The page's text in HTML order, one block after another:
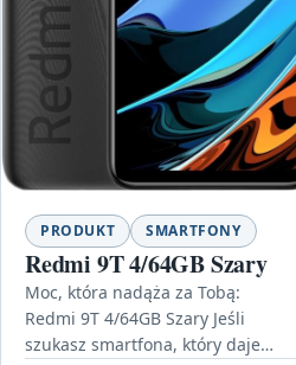
PRODUKT SMARTFONY
Redmi 9T 4/64GB Szary
Moc, która nadąża za Tobą:
Redmi 9T 4/64GB Szary Jeśli
szukasz smartfona, który daje